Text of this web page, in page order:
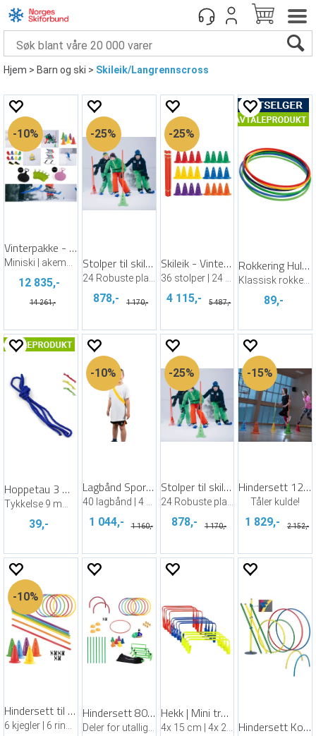
Hjem>Barn og ski>Skileik/Langrennscross
10%
Vinterpakke - Moro i snøen
12 835,-
14 261,-
25%
Stolper til skileik | 150 cm | 24 stk
878,- 1 170,-
25%
Skileik - Vinterpakke
4 115,- 5 487,-
Rokkering Hula Hoop
89,-
Hoppetau 3 m - ensfarget
39,-
10%
Lagbånd Sport-Thieme | Junior
1 044,- 1 160,-
25%
Stolper til skileik | 150 cm | 24 stk
878,- 1 170,-
15%
Hindersett 12 kjegler og 6 stenger
Tåler kulde!
1 829,- 2 152,-
10%
Hindersett til kroppsøving og trening Hindersett 80 deler Hekk | Mini treningshekker 12 stk.
Hindersett Kombi Exclusive